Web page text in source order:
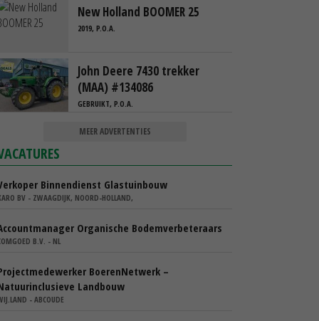
New Holland BOOMER 25
2019, P.O.A.
John Deere 7430 trekker
(MAA) #134086
GEBRUIKT, P.O.A.
MEER ADVERTENTIES
Binnendienst Glastuinbouw
BV - ZWAAGDIJK, NOORD-HOLLAND,
Organische Bodemverbeteraars
B.V. - NL
BoerenNetwerk –
Landbouw
- ABCOUDE